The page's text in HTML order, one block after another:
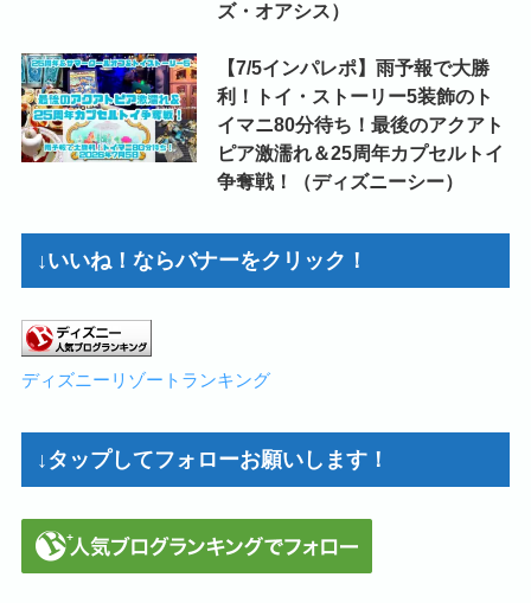
ズ・オアシス）
【7/5インパレポ】雨予報で大勝
利！トイ・ストーリー5装飾のト
イマニ80分待ち！最後のアクアト
ピア激濡れ＆25周年カプセルトイ
争奪戦！（ディズニーシー）
↓いいね！ならバナーをクリック！
ディズニーリゾートランキング
↓タップしてフォローお願いします！